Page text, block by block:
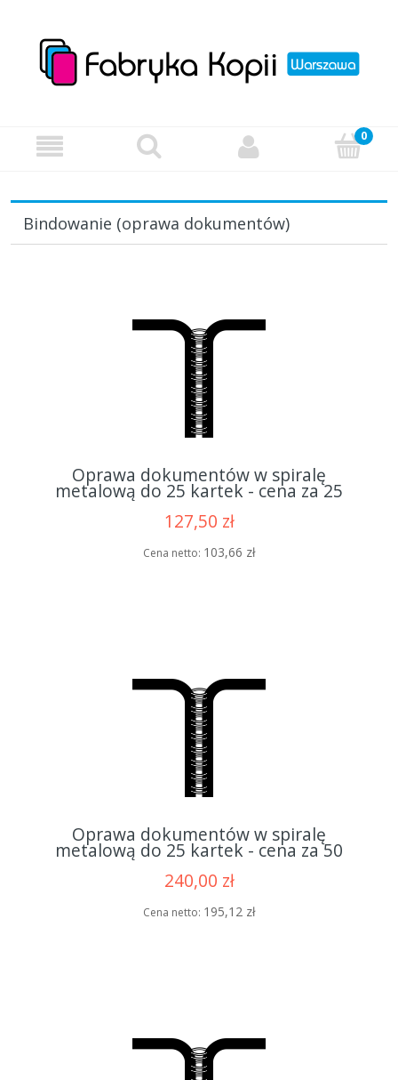
Bindowanie (oprawa dokumentów)
Oprawa dokumentów w spiralę
metalową do 25 kartek - cena za 25
127,50 zł
Cena netto: 103,66 zł
Oprawa dokumentów w spiralę
metalową do 25 kartek - cena za 50
240,00 zł
Cena netto: 195,12 zł